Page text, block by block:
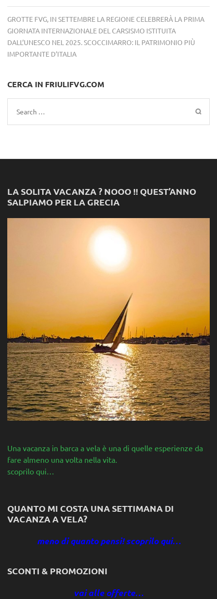
GROTTE FVG, IN SETTEMBRE LA REGIONE CELEBRERÀ LA PRIMA
GIORNATA INTERNAZIONALE DEL CARSISMO ISTITUITA
DALL’UNESCO NEL 2025. SCOCCIMARRO: IL PATRIMONIO PIÙ
IMPORTANTE D’ITALIA
CERCA IN FRIULIFVG.COM
Search
for:
LA SOLITA VACANZA ? NOOO !! QUEST’ANNO
SALPIAMO PER LA GRECIA
Una vacanza in barca a vela è una di quelle esperienze da
fare almeno una volta nella vita.
scoprilo qui…
QUANTO MI COSTA UNA SETTIMANA DI
VACANZA A VELA?
meno di quanto pensi! scoprilo qui…
SCONTI & PROMOZIONI
vai alle offerte…